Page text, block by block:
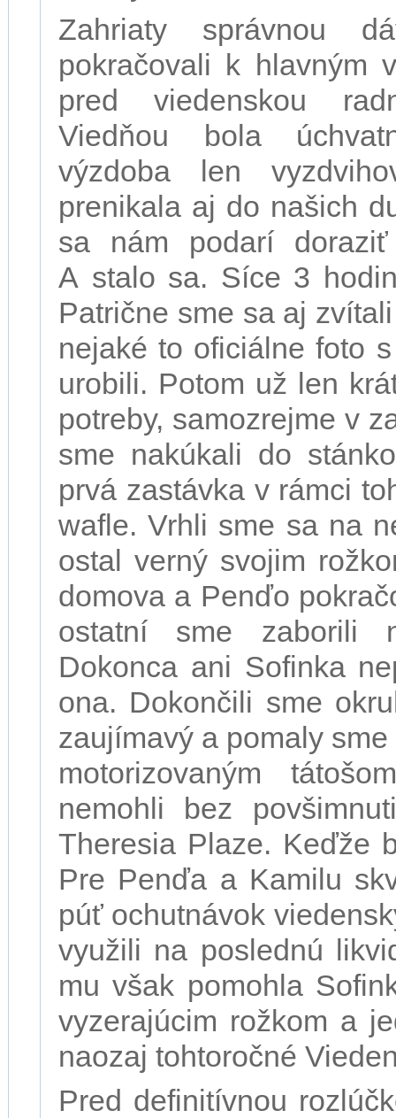
Zahriaty správnou
pokračovali k hlavným
pred viedenskou
Viedňou bola
výzdoba len
prenikala aj do našich
sa nám podarí
A stalo sa. Síce 3
Patrične sme sa aj
nejaké to oficiálne foto
urobili. Potom už len
potreby, samozrejme v
sme nakúkali do
prvá zastávka v rámci
wafle. Vrhli sme sa na
ostal verný svojim
domova a Penďo
ostatní sme zaborili
Dokonca ani Sofinka
ona. Dokončili sme
zaujímavý a pomaly
motorizovaným
nemohli bez
Theresia Plaze. Keďže
Pre Penďa a Kamilu
púť ochutnávok
využili na poslednú
mu však pomohla
vyzerajúcim rožkom a
naozaj tohtoročné
Pred definitívnou